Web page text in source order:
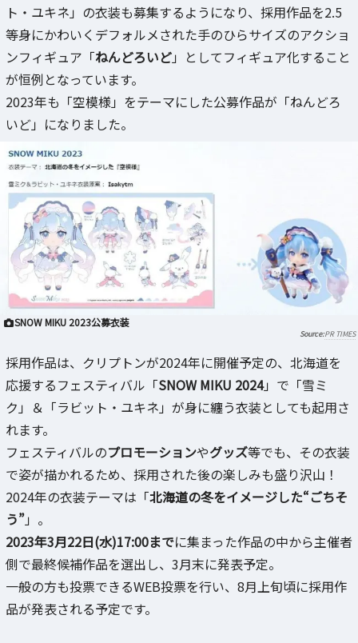
ト・ユキネ」の衣装も募集するようになり、採用作品を2.5
等身にかわいくデフォルメされた手のひらサイズのアクショ
ンフィギュア「ねんどろいど」としてフィギュア化すること
が恒例となっています。
2023年も「空模様」をテーマにした公募作品が「ねんどろ
いど」になりました。
SNOW MIKU 2023公募衣装
PR TIMES
採用作品は、クリプトンが2024年に開催予定の、北海道を
応援するフェスティバル「SNOW MIKU 2024」で「雪ミ
ク」＆「ラビット・ユキネ」が身に纏う衣装としても起用さ
れます。
フェスティバルのプロモーションやグッズ等でも、その衣装
で姿が描かれるため、採用された後の楽しみも盛り沢山！
2024年の衣装テーマは「北海道の冬をイメージした“ごちそ
う”」。
2023年3月22日(水)17:00までに集まった作品の中から主催者
側で最終候補作品を選出し、3月末に発表予定。
一般の方も投票できるWEB投票を行い、8月上旬頃に採用作
品が発表される予定です。